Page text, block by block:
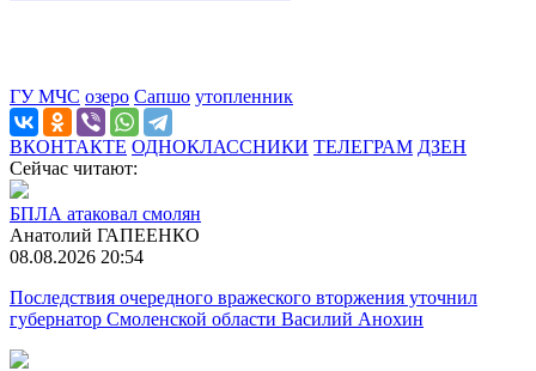
ГУ МЧС озеро Сапшо утопленник
ВКОНТАКТЕ ОДНОКЛАССНИКИ ТЕЛЕГРАМ ДЗЕН
Сейчас читают:
БПЛА атаковал смолян
Анатолий ГАПЕЕНКО
08.08.2026 20:54
Последствия очередного вражеского вторжения уточнил
губернатор Смоленской области Василий Анохин